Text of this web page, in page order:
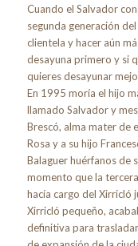
Cuando el Salvador
segunda generación
clientela y hacer aún
desayuna primero y si
quieres desayunar
En 1995 moría el hijo
llamado Salvador y
Brescó, alma mater de
Rosa y a su hijo
Balaguer huérfanos de
momento que la
hacía cargo del Xirricló
Xirricló pequeño,
definitiva para